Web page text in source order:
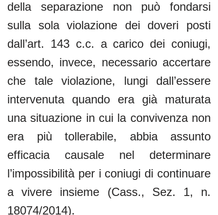
della separazione non può fondarsi
sulla sola violazione dei doveri posti
dall’art. 143 c.c. a carico dei coniugi,
essendo, invece, necessario accertare
che tale violazione, lungi dall’essere
intervenuta quando era già maturata
una situazione in cui la convivenza non
era più tollerabile, abbia assunto
efficacia causale nel determinare
l’impossibilità per i coniugi di continuare
a vivere insieme (Cass., Sez. 1, n.
18074/2014).